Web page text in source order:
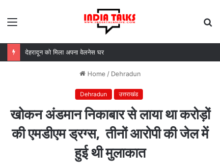
Home / Dehradun
Dehradun उत्तराखंड
खोकन अंडमान निकाबार से लाया था करोड़ों
की एमडीएम ड्रग्स, तीनों आरोपी की जेल में
हुई थी मुलाकात